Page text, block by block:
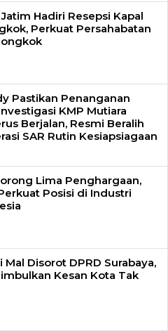
Hadiri Resepsi Kapal
Perkuat Persahabatan
Pastikan Penanganan
KMP Mutiara
Berjalan, Resmi Beralih
SAR Rutin Kesiapsiagaan
Lima Penghargaan,
Posisi di Industri
Disorot DPRD Surabaya,
Kesan Kota Tak